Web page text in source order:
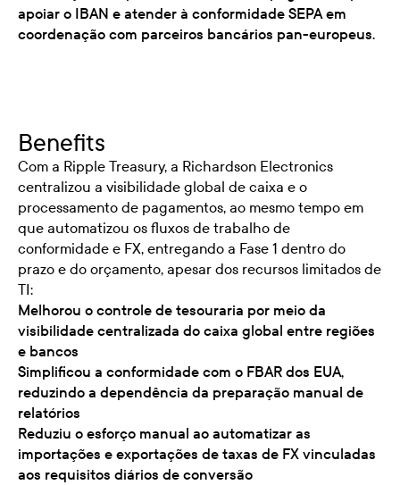
apoiar o IBAN e atender à conformidade SEPA em
coordenação com parceiros bancários pan-europeus.
Benefits
Com a Ripple Treasury, a Richardson Electronics
centralizou a visibilidade global de caixa e o
processamento de pagamentos, ao mesmo tempo em
que automatizou os fluxos de trabalho de
conformidade e FX, entregando a Fase 1 dentro do
prazo e do orçamento, apesar dos recursos limitados de
TI:
Melhorou o controle de tesouraria por meio da
visibilidade centralizada do caixa global entre regiões
e bancos
Simplificou a conformidade com o FBAR dos EUA,
reduzindo a dependência da preparação manual de
relatórios
Reduziu o esforço manual ao automatizar as
importações e exportações de taxas de FX vinculadas
aos requisitos diários de conversão